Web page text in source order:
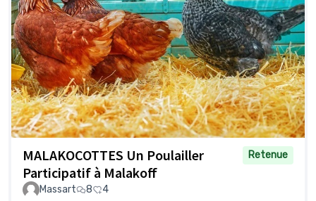
MALAKOCOTTES Un Poulailler
Participatif à Malakoff
Retenue
Massart 8 4